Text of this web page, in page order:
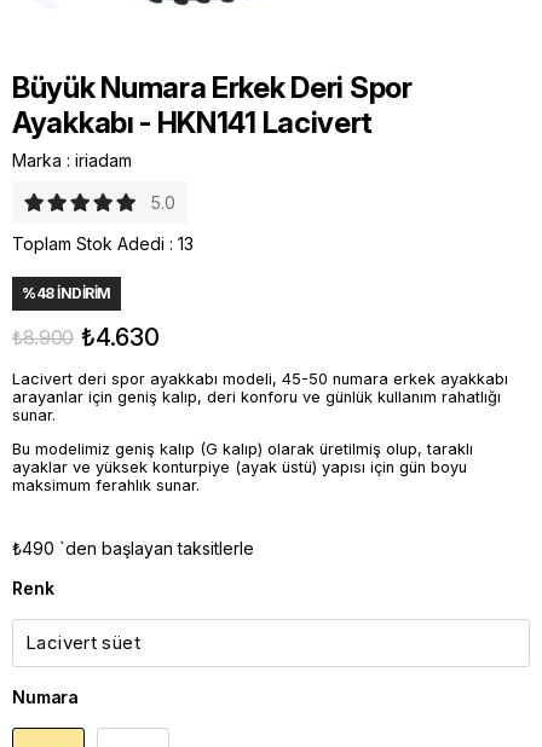
Büyük Numara Erkek Deri Spor
Ayakkabı - HKN141 Lacivert
Marka : iriadam
5.0
Toplam Stok Adedi : 13
%48İNDIRIM
₺8.900 ₺4.630
Lacivert deri spor ayakkabı modeli, 45-50 numara erkek ayakkabı
arayanlar için geniş kalıp, deri konforu ve günlük kullanım rahatlığı
sunar.
Bu modelimiz geniş kalıp (G kalıp) olarak üretilmiş olup, taraklı
ayaklar ve yüksek konturpiye (ayak üstü) yapısı için gün boyu
maksimum ferahlık sunar.
₺490 `den başlayan taksitlerle
Renk
Numara